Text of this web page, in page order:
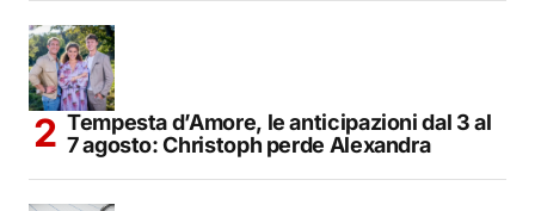
Tempesta d’Amore, le anticipazioni dal 3 al
7 agosto: Christoph perde Alexandra